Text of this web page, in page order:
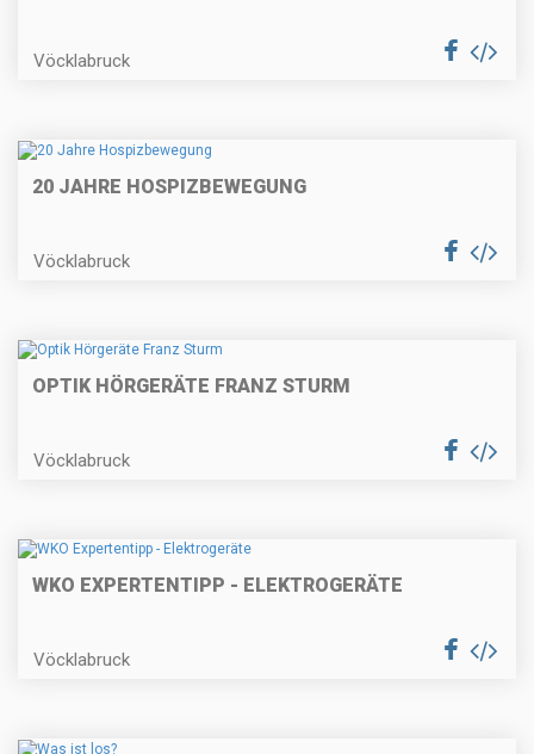
Vöcklabruck
20 JAHRE HOSPIZBEWEGUNG
Vöcklabruck
OPTIK HÖRGERÄTE FRANZ STURM
Vöcklabruck
WKO EXPERTENTIPP - ELEKTROGERÄTE
Vöcklabruck